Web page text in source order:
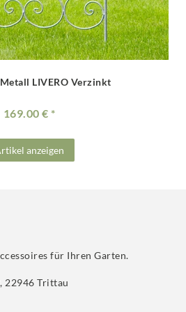
LIVERO Verzinkt
169.00 €
anzeigen
für Ihren Garten.
22946 Trittau